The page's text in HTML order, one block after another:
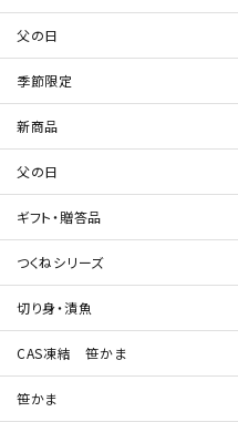
父の日
季節限定
新商品
父の日
ギフト・贈答品
つくねシリーズ
切り身・漬魚
CAS凍結 笹かま
笹かま